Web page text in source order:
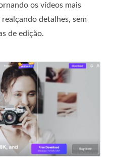
os vídeos mais
detalhes, sem
de edição.